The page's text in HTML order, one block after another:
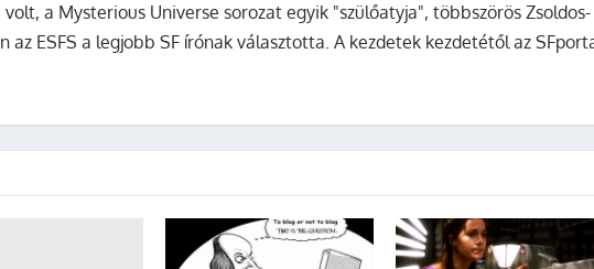
volt, a Mysterious Universe sorozat egyik "szülőatyja", többszörös Zsoldos-
az ESFS a legjobb SF írónak választotta. A kezdetek kezdetétől az